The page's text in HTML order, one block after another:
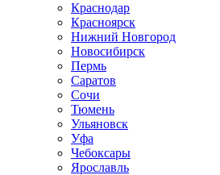
Краснодар
Красноярск
Нижний Новгород
Новосибирск
Пермь
Саратов
Сочи
Тюмень
Ульяновск
Уфа
Чебоксары
Ярославль